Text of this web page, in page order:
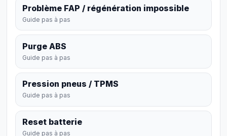
Problème FAP / régénération impossible
Guide pas à pas
Purge ABS
Guide pas à pas
Pression pneus / TPMS
Guide pas à pas
Reset batterie
Guide pas à pas